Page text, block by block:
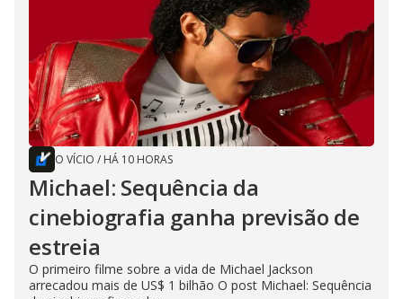
O VÍCIO / HÁ 10 HORAS
Michael: Sequência da
cinebiografia ganha previsão de
estreia
O primeiro filme sobre a vida de Michael Jackson
arrecadou mais de US$ 1 bilhão O post Michael: Sequência